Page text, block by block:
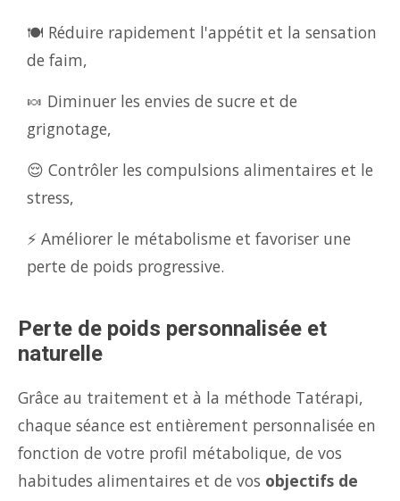
🍽️ Réduire rapidement l'appétit et la sensation
de faim,
🍬 Diminuer les envies de sucre et de
grignotage,
😌 Contrôler les compulsions alimentaires et le
stress,
⚡ Améliorer le métabolisme et favoriser une
perte de poids progressive.
Perte de poids personnalisée et
naturelle
Grâce au traitement et à la méthode Tatérapi,
chaque séance est entièrement personnalisée en
fonction de votre profil métabolique, de vos
habitudes alimentaires et de vos objectifs de